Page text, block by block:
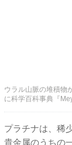
ウラル山脈の堆積物
に科学百科事典『
プラチナは、稀
貴金属のうちの